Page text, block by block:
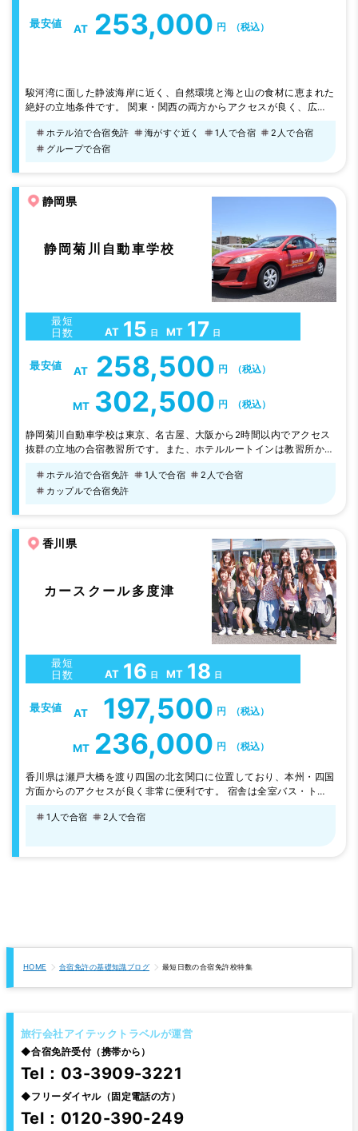
最安値 AT 253,000 円 （税込）
駿河湾に面した静波海岸に近く、自然環境と海と山の食材に恵まれた
絶好の立地条件です。 関東・関西の両方からアクセスが良く、広い
人気のグルメ】 ・炭焼きレストランさわやか
ホテル泊で合宿免許 海がすぐ近く 1人で合宿
2人で合宿
グループで合宿
静岡県
静岡菊川自動車学校
最短
日数
AT 15 日 MT 17 日
最安値 AT 258,500 円 （税込）
MT 302,500 円 （税込）
静岡菊川自動車学校は東京、名古屋、大阪から2時間以内でアクセス
抜群の立地の合宿教習所です。また、ホテルルートインは教習所から
す。周辺にもファーストフード店やコンビニもありすごく便利な環境
です。広々とした教習コースでスタッフもアットホームであたたかい
ホテル泊で合宿免許 1人で合宿
2人で合宿
カップルで合宿免許
香川県
カースクール多度津
最短
日数
AT 16 日 MT 18 日
最安値 AT 197,500 円 （税込）
MT 236,000 円 （税込）
香川県は瀬戸大橋を渡り四国の北玄関口に位置しており、本州・四国
方面からのアクセスが良く非常に便利です。 宿舎は全室バス・トイ
ます。1人で合宿 2人で合宿
HOME 合宿免許の基礎知識ブログ 最短日数の合宿免許校特集
旅行会社アイテックトラベルが運営
◆合宿免許受付（携帯から）
Tel：03-3909-3221
◆フリーダイヤル（固定電話の方）
Tel：0120-390-249